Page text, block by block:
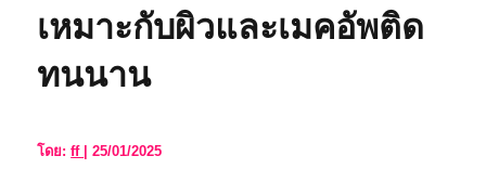
เหมาะกับผิวและเมคอัพติด
ทนนาน
โดย:ff |25/01/2025